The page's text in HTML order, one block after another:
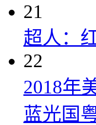
21
超人：
22
2018年
蓝光国